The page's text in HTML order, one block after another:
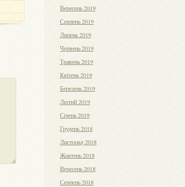
Вересень 2019
Серпень 2019
Липень 2019
Червень 2019
Травень 2019
Квітень 2019
Березень 2019
Лютий 2019
Січень 2019
Грудень 2018
Листопад 2018
Жовтень 2018
Вересень 2018
Серпень 2018